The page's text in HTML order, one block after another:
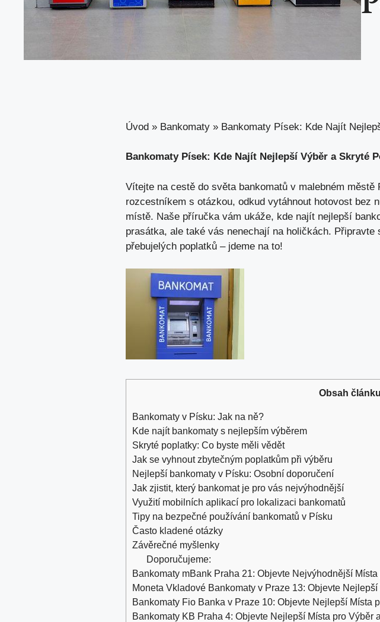
Úvod » Bankomaty » Bankomaty Písek: Kde Najít
Bankomaty Písek: Kde Najít Nejlepší Výběr a Skryté
Vítejte na cestě do světa bankomatů v malebném
rozcestníkem s otázkou, odkud vytáhnout hotovost bez
místě. Naše příručka vám ukáže, kde najít nejlepší
prasátka, ale také vás nenechají na holičkách.
přebujelých poplatků – jdeme na to!
Obsah článku
Bankomaty v Písku: Jak na ně?
Kde najít bankomaty s nejlepším výběrem
Skryté poplatky: Co byste měli vědět
Jak se vyhnout zbytečným poplatkům při výběru
Nejlepší bankomaty v Písku: Osobní doporučení
Jak zjistit, který bankomat je pro vás nejvýhodnější
Využití mobilních aplikací pro lokalizaci bankomatů
Tipy na bezpečné používání bankomatů v Písku
Často kladené otázky
Závěrečné myšlenky
Doporučujeme:
Bankomaty mBank Praha 21: Objevte Nejvýhodnější
Moneta Vkladové Bankomaty v Praze 13: Objevte
Bankomaty Fio Banka v Praze 10: Objevte Nejlepší Místa
Bankomaty KB Praha 4: Objevte Nejlepší Místa pro Výběr